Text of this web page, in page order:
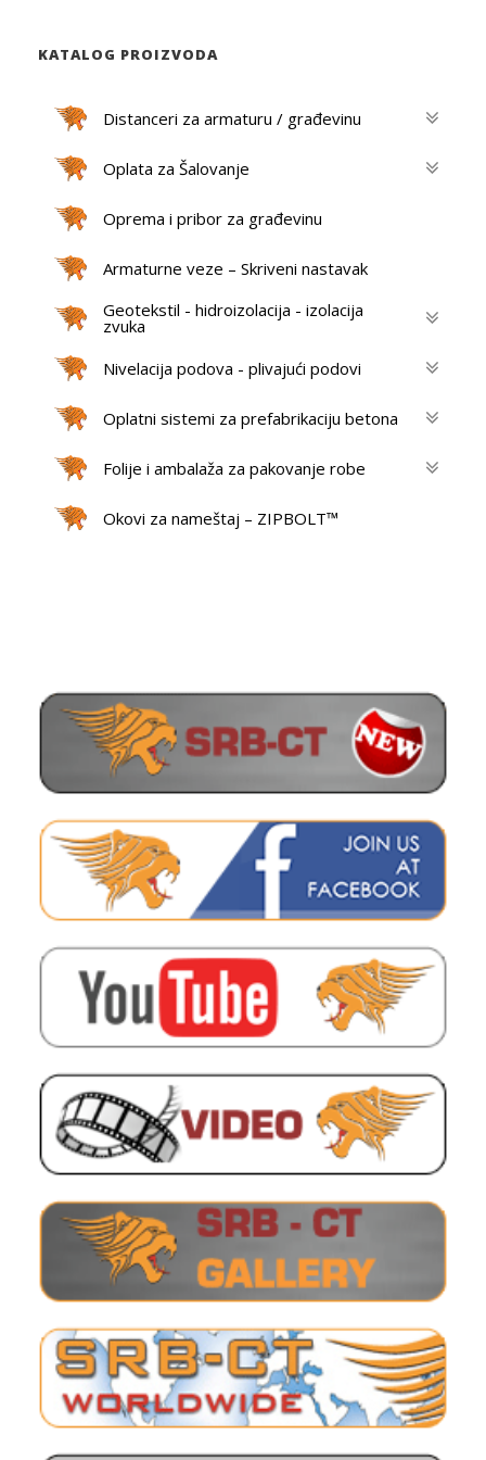
h
KATALOG PROIZVODA
Distanceri za armaturu / građevinu
Oplata za Šalovanje
Oprema i pribor za građevinu
Armaturne veze – Skriveni nastavak
Geotekstil - hidroizolacija - izolacija
zvuka
Nivelacija podova - plivajući podovi
Oplatni sistemi za prefabrikaciju betona
Folije i ambalaža za pakovanje robe
Okovi za nameštaj – ZIPBOLT™